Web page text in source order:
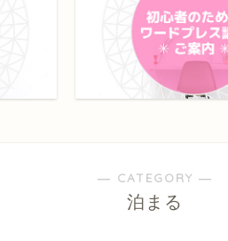
― CATEGORY ―
泊まる